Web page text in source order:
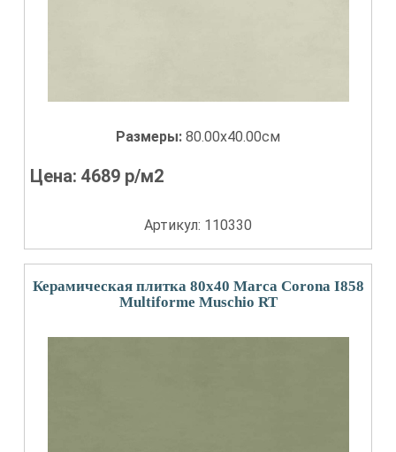
Размеры: 80.00x40.00см
Цена:4689 р/м2
Артикул: 110330
Керамическая плитка 80x40 Marca Corona I858
Multiforme Muschio RT